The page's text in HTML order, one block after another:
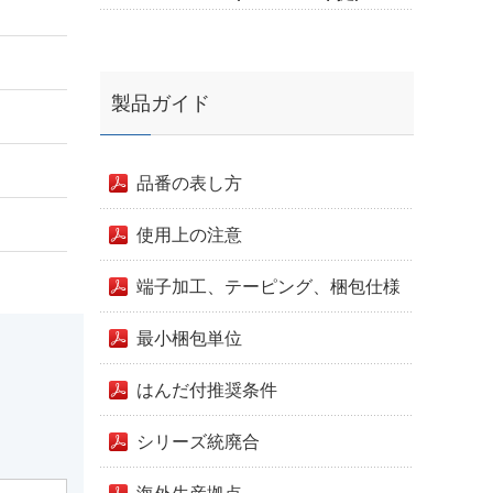
製品ガイド
品番の表し方
使用上の注意
端子加工、テーピング、梱包仕様
最小梱包単位
はんだ付推奨条件
シリーズ統廃合